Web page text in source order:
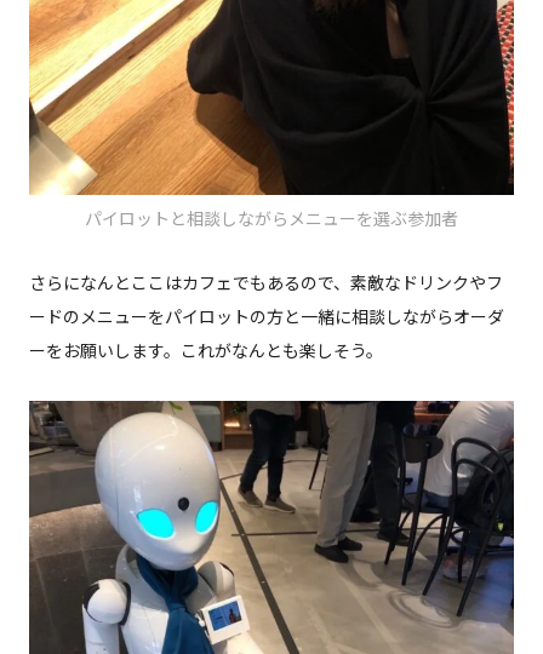
パイロットと相談しながらメニューを選ぶ参加者
さらになんとここはカフェでもあるので、素敵なドリンクやフ
ードのメニューをパイロットの方と一緒に相談しながらオーダ
ーをお願いします。これがなんとも楽しそう。